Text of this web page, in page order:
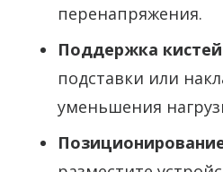
перенапряжения.
Поддержка кистей
подставки или
уменьшения